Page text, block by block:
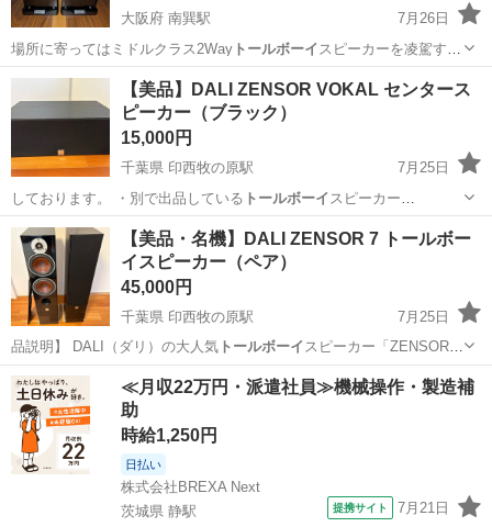
大阪府 南巽駅
7月26日
場所に寄ってはミドルクラス2Wayトールボーイ スピーカーを凌駕する
程力強い小さな…
大阪 大阪市 南巽駅 エンクロージャー
【美品】DALI ZENSOR VOKAL センタース
ピーカー（ブラック）
15,000円
千葉県 印西牧の原駅
7月25日
しております。 ・別で出品している トールボーイ スピーカー
「ZENSOR 7」とあ…
千葉 印西市 印西牧の原駅 ZENSOR
【美品・名機】DALI ZENSOR 7 トールボー
イスピーカー（ペア）
45,000円
千葉県 印西牧の原駅
7月25日
品説明】 DALI（ダリ）の大人気トールボーイ スピーカー「ZENSOR
7（ペア…
千葉 印西市 印西牧の原駅 オーディオ
≪月収22万円・派遣社員≫機械操作・製造補
助
時給1,250円
日払い
株式会社BREXA Next
茨城県 静駅
提携サイト 7月21日